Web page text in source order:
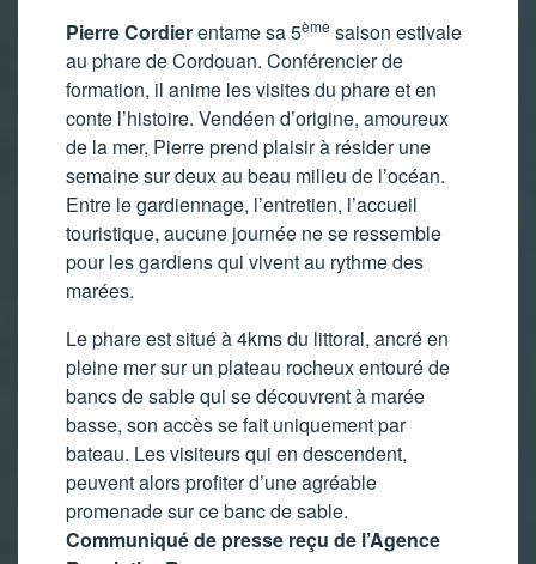
Pierre Cordierentame sa 5ème saison estivale
au phare de Cordouan. Conférencier de
formation, il anime les visites du phare et en
conte l’histoire. Vendéen d’origine, amoureux
de la mer, Pierre prend plaisir à résider une
semaine sur deux au beau milieu de l’océan.
Entre le gardiennage, l’entretien, l’accueil
touristique, aucune journée ne se ressemble
pour les gardiens qui vivent au rythme des
marées.
Le phare est situé à 4kms du littoral, ancré en
pleine mer sur un plateau rocheux entouré de
bancs de sable qui se découvrent à marée
basse, son accès se fait uniquement par
bateau. Les visiteurs qui en descendent,
peuvent alors profiter d’une agréable
promenade sur ce banc de sable.
Communiqué de presse reçu de l’Agence